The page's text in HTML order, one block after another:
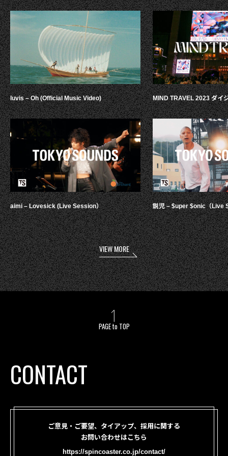
luvis – Oh (Official Music Video)
aimi – Lovesick (Live Session）
MIND TRAVEL 2023 ダイ
鋭児 – $uper $onic（Live
VIEW MORE
PAGE to TOP
CONTACT
ご意見・ご要望、タイアップ、採用に関する
お問い合わせはこちら
https://spincoaster.co.jp/contact/